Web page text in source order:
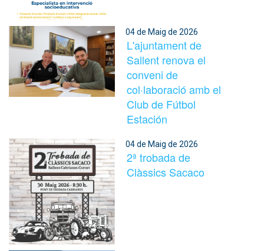
04 de Maig de 2026
L'ajuntament de
Sallent renova el
conveni de
col·laboració amb el
Club de Fútbol
Estación
04 de Maig de 2026
2ª trobada de
Clàssics Sacaco